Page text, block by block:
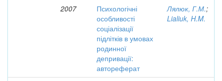
2007
Психологічні
особливості
соціалізації
підлітків в умовах
родинної
депривації:
автореферат
Лялюк, Г.М.;
Lialiuk, H.M.